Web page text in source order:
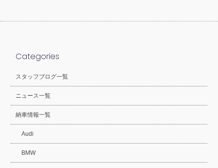
Categories
スタッフブログ一覧
ニュース一覧
納車情報一覧
Audi
BMW